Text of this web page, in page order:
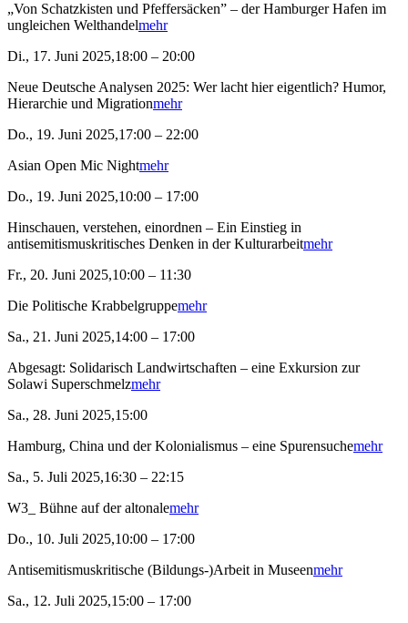
„Von Schatzkisten und Pfeffersäcken” – der Hamburger Hafen im
ungleichen Welthandelmehr
Di., 17. Juni 2025,18:00 – 20:00
Neue Deutsche Analysen 2025: Wer lacht hier eigentlich? Humor,
Hierarchie und Migrationmehr
Do., 19. Juni 2025,17:00 – 22:00
Asian Open Mic Nightmehr
Do., 19. Juni 2025,10:00 – 17:00
Hinschauen, verstehen, einordnen – Ein Einstieg in
antisemitismuskritisches Denken in der Kulturarbeitmehr
Fr., 20. Juni 2025,10:00 – 11:30
Die Politische Krabbelgruppemehr
Sa., 21. Juni 2025,14:00 – 17:00
Abgesagt: Solidarisch Landwirtschaften – eine Exkursion zur
Solawi Superschmelzmehr
Sa., 28. Juni 2025,15:00
Hamburg, China und der Kolonialismus – eine Spurensuchemehr
Sa., 5. Juli 2025,16:30 – 22:15
W3_ Bühne auf der altonalemehr
Do., 10. Juli 2025,10:00 – 17:00
Antisemitismuskritische (Bildungs-)Arbeit in Museenmehr
Sa., 12. Juli 2025,15:00 – 17:00